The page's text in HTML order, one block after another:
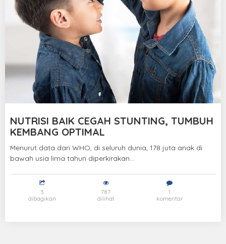
NUTRISI BAIK CEGAH STUNTING, TUMBUH
KEMBANG OPTIMAL
Menurut data dari WHO, di seluruh dunia, 178 juta anak di
bawah usia lima tahun diperkirakan...
3
dibagikan
787
dilihat
1
komentar